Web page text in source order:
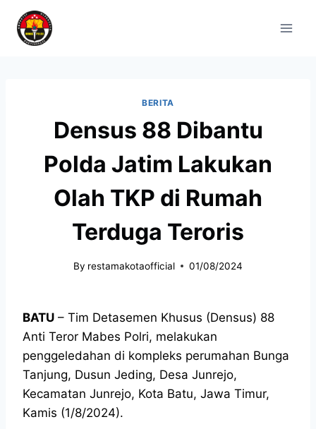
BERITA
Densus 88 Dibantu
Polda Jatim Lakukan
Olah TKP di Rumah
Terduga Teroris
By restamakotaofficial 01/08/2024
BATU – Tim Detasemen Khusus (Densus) 88
Anti Teror Mabes Polri, melakukan
penggeledahan di kompleks perumahan Bunga
Tanjung, Dusun Jeding, Desa Junrejo,
Kecamatan Junrejo, Kota Batu, Jawa Timur,
Kamis (1/8/2024).